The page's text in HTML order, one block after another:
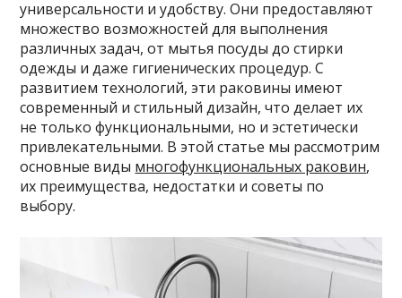
универсальности и удобству. Они предоставляют
множество возможностей для выполнения
различных задач, от мытья посуды до стирки
одежды и даже гигиенических процедур. С
развитием технологий, эти раковины имеют
современный и стильный дизайн, что делает их
не только функциональными, но и эстетически
привлекательными. В этой статье мы рассмотрим
основные виды многофункциональных раковин,
их преимущества, недостатки и советы по
выбору.